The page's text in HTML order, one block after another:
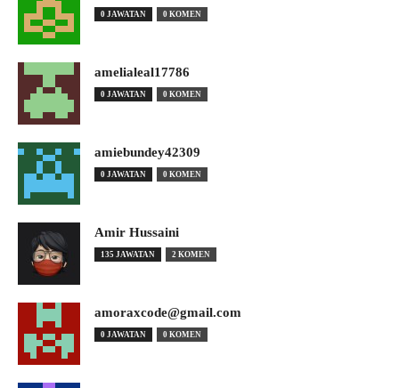
0 JAWATAN 0 KOMEN
amelialeal17786
0 JAWATAN 0 KOMEN
amiebundey42309
0 JAWATAN 0 KOMEN
Amir Hussaini
135 JAWATAN 2 KOMEN
amoraxcode@gmail.com
0 JAWATAN 0 KOMEN